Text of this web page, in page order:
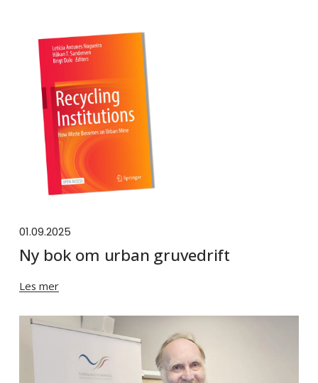
01.09.2025
Ny bok om urban gruvedrift
Les mer